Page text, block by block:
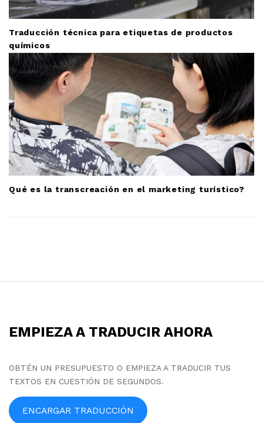
Traducción técnica para etiquetas de productos
químicos
Qué es la transcreación en el marketing turístico?
EMPIEZA A TRADUCIR AHORA
OBTÉN UN PRESUPUESTO O EMPIEZA A TRADUCIR TUS
TEXTOS EN CUESTIÓN DE SEGUNDOS.
ENCARGAR TRADUCCIÓN